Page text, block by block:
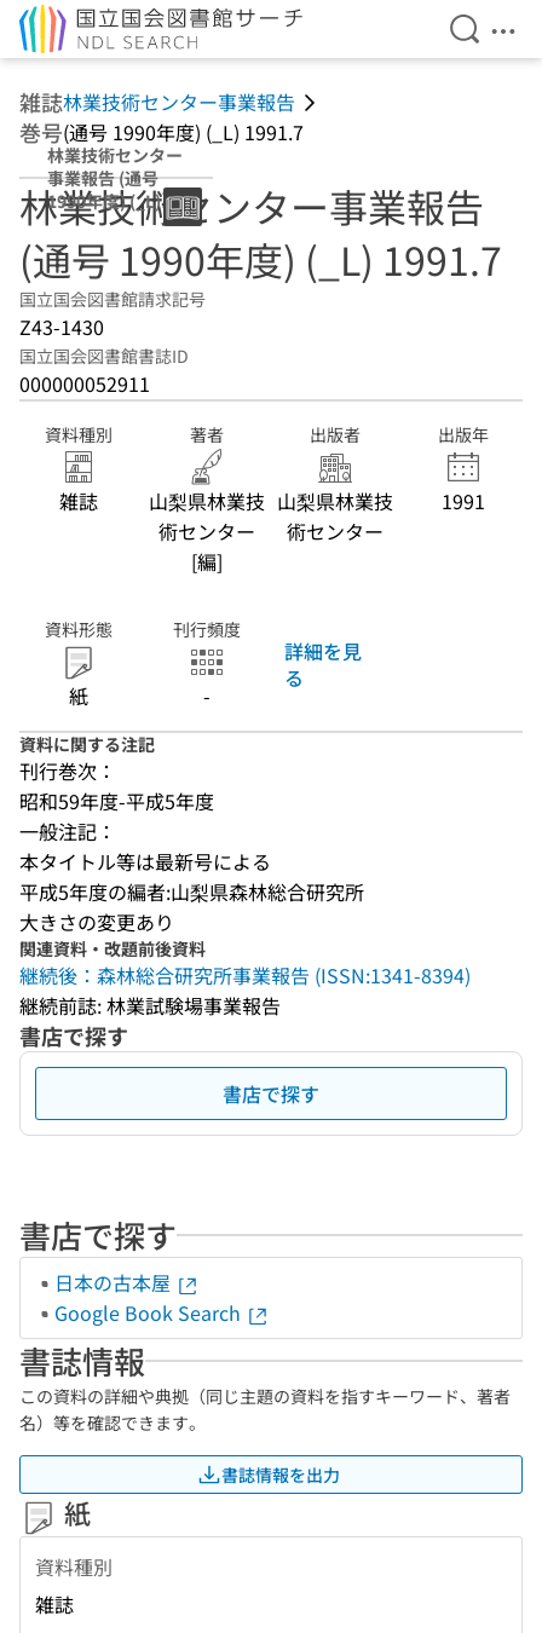
検索を
メ
雑誌林業技術センター事業報告
巻号(通号 1990年度) (_L) 1991.7
林業技術センター
事業報告 (通号
1990年度) (_L)
1991.7
林業技術センター事業報告
(通号 1990年度) (_L) 1991.7
国立国会図書館請求記号
Z43-1430
国立国会図書館書誌ID
000000052911
資料種別
雑誌
著者
山梨県林業技
術センター
[編]
出版者
山梨県林業技
術センター
出版年
1991
資料形態
紙
刊行頻度
-
詳細を見
る
資料に関する注記
刊行巻次：
昭和59年度-平成5年度
一般注記：
本タイトル等は最新号による
平成5年度の編者:山梨県森林総合研究所
大きさの変更あり
関連資料・改題前後資料
継続後：森林総合研究所事業報告 (ISSN:1341-8394)
継続前誌: 林業試験場事業報告
書店で探す
書店で探す
書店で探す
日本の古本屋
Google Book Search
書誌情報
この資料の詳細や典拠（同じ主題の資料を指すキーワード、著者
名）等を確認できます。
書誌情報を出力
紙
資料種別
雑誌